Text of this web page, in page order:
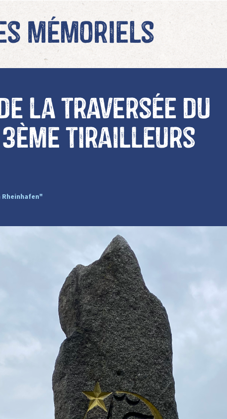
mémoriels
la traversée du
3ème tirailleurs
Rheinhafen"